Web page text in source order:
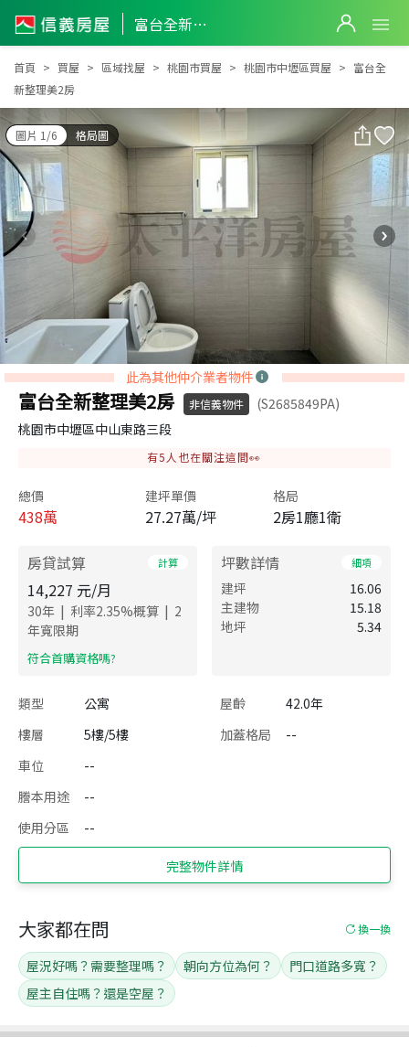
富台全新整理美2房
富台全新整理美2房
首頁 買屋 區域找屋 桃園市買屋 桃園市中壢區買屋
富台全
新整理美2房
圖片 1/6 格局圖
此為其他仲介業者物件
富台全新整理美2房 非信義物件
(S2685849PA)
桃園市中壢區中山東路三段
有5 人也在關注這間👀
總價
438萬
建坪單價
27.27萬/坪
格局
2房1廳1衛
房貸試算 計算
14,227 元/月
30年 | 利率2.35%概算 | 2
年寬限期
​符合首購資格嗎?
坪數詳情 細項
建坪
16.06
主建物
15.18
地坪
5.34
類型 公寓 屋齡
42.0年
樓層
5樓/5樓 加蓋格局
--
車位
--
謄本用途
--
使用分區
--
完整物件詳情
大家都在問 換一換
屋況好嗎？需要整理嗎？ 朝向方位為何？
門口道路多寬？
屋主自住嗎？還是空屋？